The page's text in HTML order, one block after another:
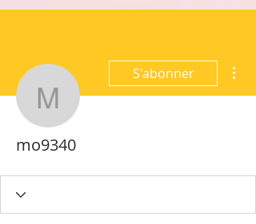
mo9340
S'abonner
mo9340